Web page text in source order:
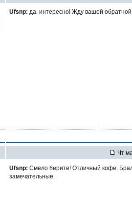
Ufsnp: да, интересно! Жду вашей обратной
Чт
Ufsnp: Смело берите! Отличный кофе.
замечательные.